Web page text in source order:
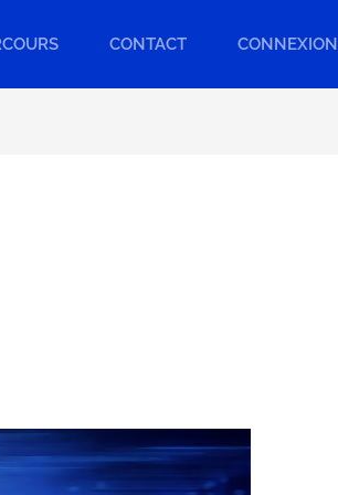
CONTACT CONNEXION